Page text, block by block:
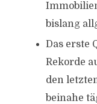
bislang
Das erste
Rekorde
den
beinahe